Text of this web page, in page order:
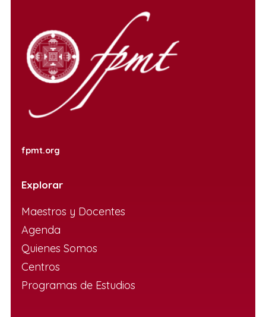
fpmt.org
Explorar
Maestros y Docentes
Agenda
Quienes Somos
Centros
Programas de Estudios